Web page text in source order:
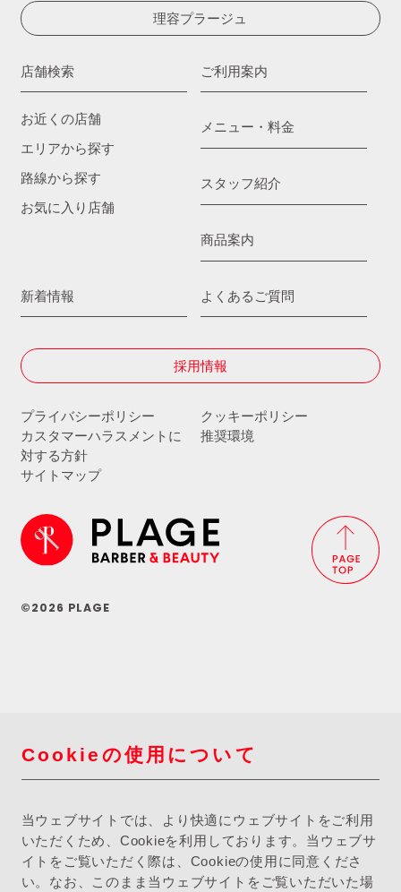
理容プラージュ
店舗検索
お近くの店舗
エリアから探す
路線から探す
お気に入り店舗
ご利用案内
メニュー・料金
スタッフ紹介
商品案内
新着情報 よくあるご質問
採用情報
プライバシーポリシー
クッキーポリシー
カスタマーハラスメントに
対する方針
推奨環境
サイトマップ
©2026 PLAGE
Cookieの使用について
当ウェブサイトでは、より快適にウェブサイトをご利用
いただくため、Cookieを利用しております。当ウェブサ
イトをご覧いただく際は、Cookieの使用に同意くださ
い。なお、このまま当ウェブサイトをご覧いただいた場